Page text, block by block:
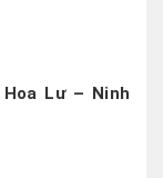
Lư – Ninh